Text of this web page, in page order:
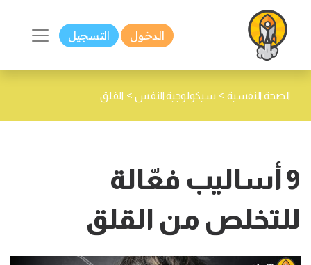
الدخول التسجيل
الصحة النفسية > سيكولوجية النفس > القلق
9 أساليب فعّالة
للتخلص من القلق